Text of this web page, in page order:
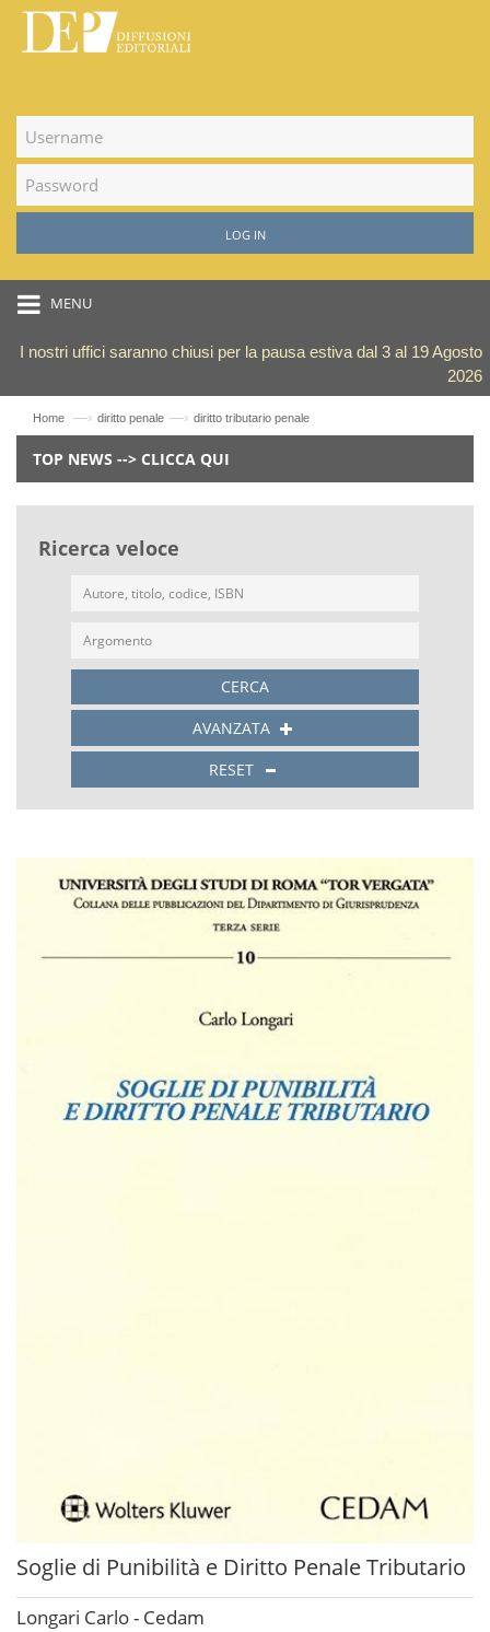
LOG IN
MENU
I nostri uffici saranno chiusi per la pausa estiva dal 3 al 19 Agosto
2026
Home —› diritto penale —› diritto tributario penale
TOP NEWS --> CLICCA QUI
Ricerca veloce
CERCA
AVANZATA
RESET
Soglie di Punibilità e Diritto Penale Tributario
Longari Carlo - Cedam